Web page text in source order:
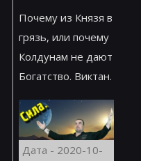
Почему из Князя в
грязь, или почему
Колдунам не дают
Богатство. Виктан.
Дата - 2020-10-